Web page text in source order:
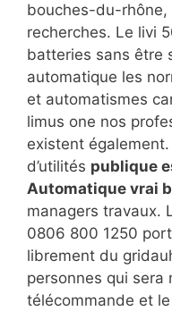
bouches-du-rhône,
recherches. Le livi
batteries sans être
automatique les
et automatismes
limus one nos
existent
d’utilités publique
Automatique vrai
managers travaux.
0806 800 1250
librement du
personnes qui
télécommande et